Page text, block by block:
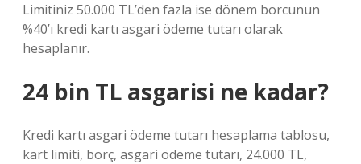
Limitiniz 50.000 TL’den fazla ise dönem borcunun
%40’ı kredi kartı asgari ödeme tutarı olarak
hesaplanır.
24 bin TL asgarisi ne kadar?
Kredi kartı asgari ödeme tutarı hesaplama tablosu,
kart limiti, borç, asgari ödeme tutarı, 24.000 TL,